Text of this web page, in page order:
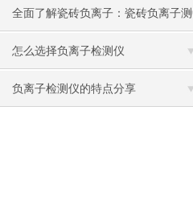
全面了解瓷砖负离子：瓷砖负离子测
试仪的功能与使用方法
怎么选择负离子检测仪
负离子检测仪的特点分享